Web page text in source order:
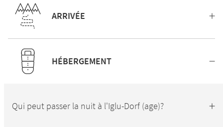
ARRIVÉE
HÉBERGEMENT
Qui peut passer la nuit à l'Iglu-Dorf (age)?